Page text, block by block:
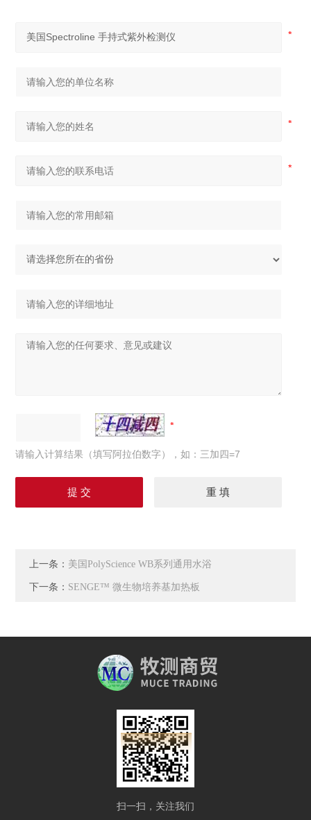
请输入计算结果（填写阿拉伯数字），如：三加四=7
上一条： 美国PolyScience WB系列通用水浴
下一条： SENGE™ 微生物培养基加热板
扫一扫，关注我们